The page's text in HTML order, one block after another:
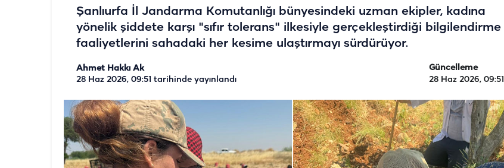
Şanlıurfa İl Jandarma Komutanlığı bünyesindeki uzman ekipler, kadına
yönelik şiddete karşı "sıfır tolerans" ilkesiyle gerçekleştirdiği bilgilendirme
faaliyetlerini sahadaki her kesime ulaştırmayı sürdürüyor.
Ahmet Hakkı Ak
28 Haz 2026, 09:51 tarihinde yayınlandı
Güncelleme
28 Haz 2026, 09:51